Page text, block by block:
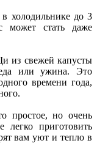
холодильнике до 3
может стать даже
из свежей капусты
или ужина. Это
времени года,
простое, но очень
легко приготовить
вам уют и тепло в